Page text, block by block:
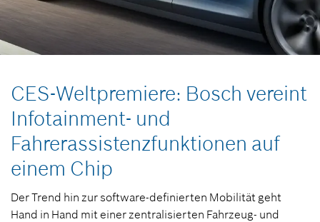
CES-Weltpremiere: Bosch vereint
Infotainment- und
Fahrerassistenzfunktionen auf
einem Chip
Der Trend hin zur software-definierten Mobilität geht
Hand in Hand mit einer zentralisierten Fahrzeug- und